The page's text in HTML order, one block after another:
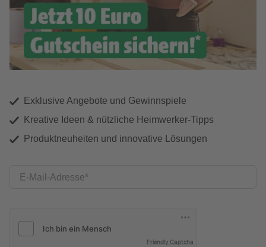
Exklusive Angebote und Gewinnspiele
Kreative Ideen & nützliche Heimwerker-Tipps
Produktneuheiten und innovative Lösungen
E-Mail-Adresse
Friendly Captcha